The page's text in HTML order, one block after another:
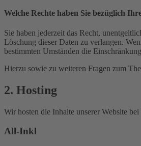
Welche Rechte haben Sie bezüglich
Sie haben jederzeit das Recht,
Löschung dieser Daten zu verlangen.
bestimmten Umständen die
Hierzu sowie zu weiteren Fragen zum
2. Hosting
Wir hosten die Inhalte unserer Website
All-Inkl